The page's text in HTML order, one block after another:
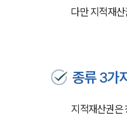
다만 지적재
종류 3가
지적재산권은